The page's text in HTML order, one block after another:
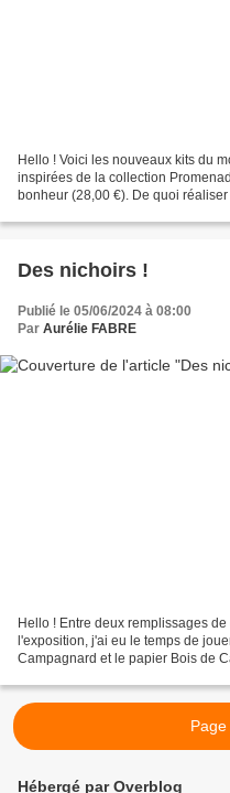
Hello ! Voici les nouveaux kits du
inspirées de la collection
bonheur (28,00 €). De quoi
Des nichoirs !
Publié le 05/06/2024 à 08:00
Par Aurélie FABRE
Hello ! Entre deux remplissages
l'exposition, j'ai eu le temps de
Campagnard et le papier Bois de
Hébergé par Overblog